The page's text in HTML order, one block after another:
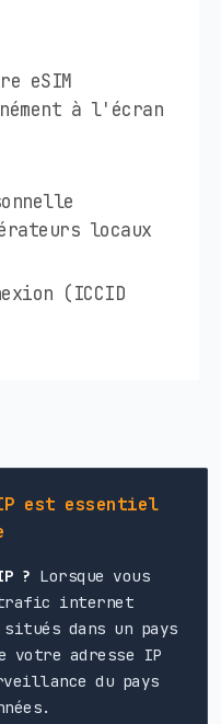
eSIM
à l'écran
locaux
(ICCID
est essentiel
? Lorsque vous
internet
dans un pays
votre adresse IP
du pays